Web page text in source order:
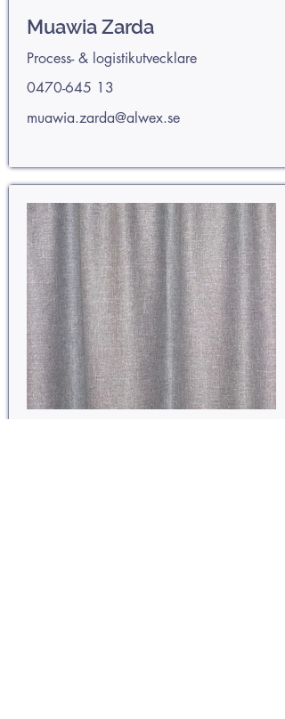
Muawia Zarda
Process- & logistikutvecklare
0470-645 13
muawia.zarda@alwex.se